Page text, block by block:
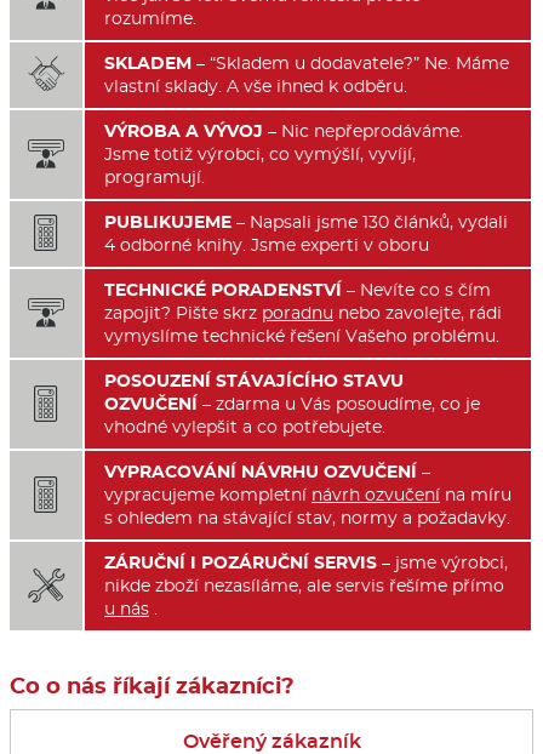
rozumíme.
 SKLADEM – “Skladem u dodavatele?” Ne. Máme
vlastní sklady. A vše ihned k odběru.

VÝROBA A VÝVOJ – Nic nepřeprodáváme.
Jsme totiž výrobci, co vymýšlí, vyvíjí,
programují.
 PUBLIKUJEME – Napsali jsme 130 článků, vydali
4 odborné knihy. Jsme experti v oboru

TECHNICKÉ PORADENSTVÍ – Nevíte co s čím
zapojit? Pište skrz poradnu nebo zavolejte, rádi
vymyslíme technické řešení Vašeho problému.

POSOUZENÍ STÁVAJÍCÍHO STAVU
OZVUČENÍ – zdarma u Vás posoudíme, co je
vhodné vylepšit a co potřebujete.

VYPRACOVÁNÍ NÁVRHU OZVUČENÍ –
vypracujeme kompletní návrh ozvučení na míru
s ohledem na stávající stav, normy a požadavky.

ZÁRUČNÍ I POZÁRUČNÍ SERVIS – jsme výrobci,
nikde zboží nezasíláme, ale servis řešíme přímo
u nás .
Co o nás říkají zákazníci?
Ověřený zákazník